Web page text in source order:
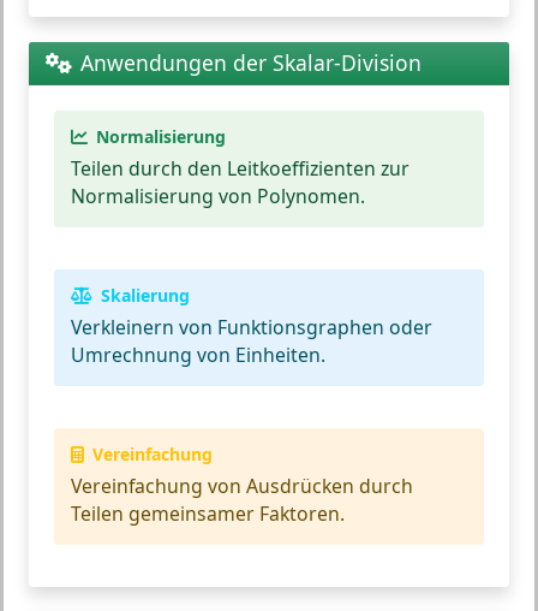
Anwendungen der Skalar-Division
Normalisierung
Teilen durch den Leitkoeffizienten zur
Normalisierung von Polynomen.
Skalierung
Verkleinern von Funktionsgraphen oder
Umrechnung von Einheiten.
Vereinfachung
Vereinfachung von Ausdrücken durch
Teilen gemeinsamer Faktoren.